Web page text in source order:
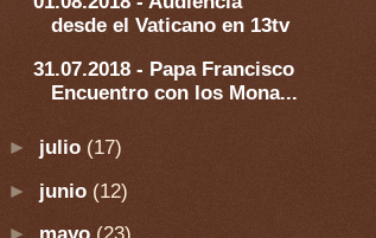
desde el Vaticano en 13tv
31.07.2018 - Papa Francisco
Encuentro con los Mona...
► julio (17)
► junio (12)
► mayo (23)